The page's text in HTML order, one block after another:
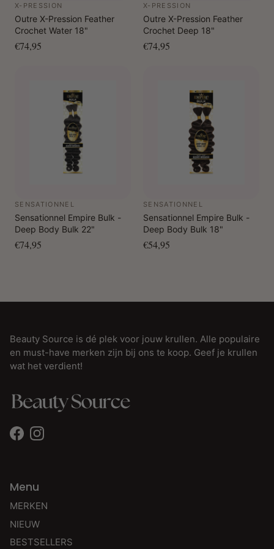
X-PRESSION
Outre X-Pression Feather
Crochet Water 18"
€74,95
X-PRESSION
Outre X-Pression Feather
Crochet Deep 18"
€74,95
SENSATIONNEL
Sensationnel Empire Bulk -
Deep Body Bulk 22"
€74,95
SENSATIONNEL
Sensationnel Empire Bulk -
Deep Body Bulk 18"
€54,95
Beauty Source is dé plek voor jouw krullen. Alle populaire
en must-have merken zijn bij ons te koop. Geef je krullen
wat het verdient!
FacebookInstagram
Menu
MERKEN
NIEUW
BESTSELLERS